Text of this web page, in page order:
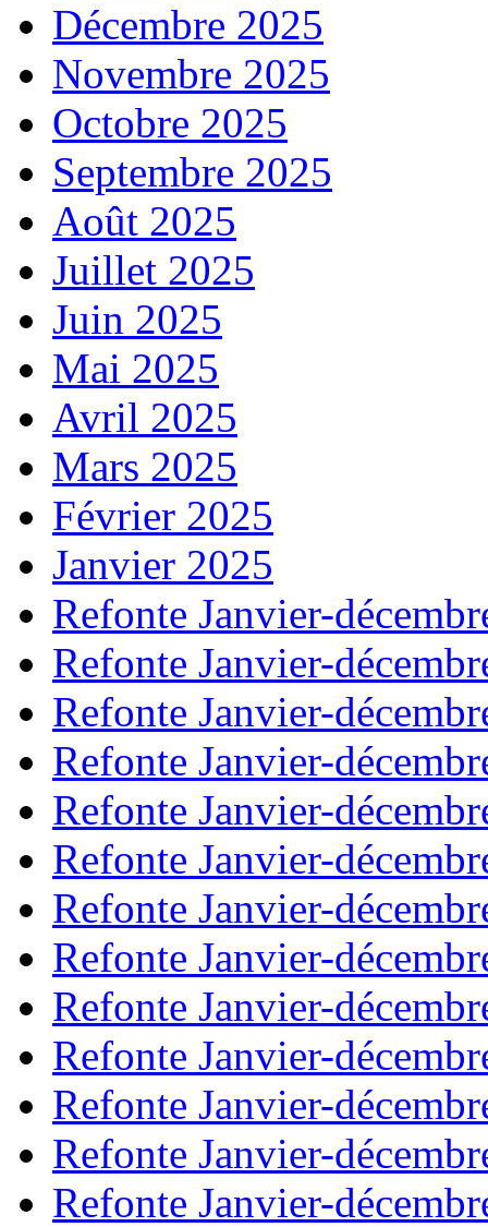
Décembre 2025
Novembre 2025
Octobre 2025
Septembre 2025
Août 2025
Juillet 2025
Juin 2025
Mai 2025
Avril 2025
Mars 2025
Février 2025
Janvier 2025
Refonte Janvier-
Refonte Janvier-
Refonte Janvier-
Refonte Janvier-
Refonte Janvier-
Refonte Janvier-
Refonte Janvier-
Refonte Janvier-
Refonte Janvier-
Refonte Janvier-
Refonte Janvier-
Refonte Janvier-
Refonte Janvier-